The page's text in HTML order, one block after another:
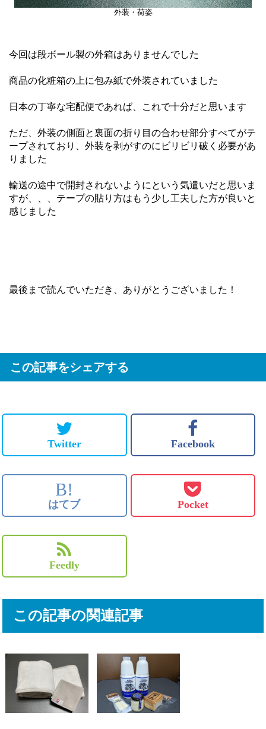
外装・荷姿
今回は段ボール製の外箱はありませんでした
商品の化粧箱の上に包み紙で外装されていました
日本の丁寧な宅配便であれば、これで十分だと思います
ただ、外装の側面と裏面の折り目の合わせ部分すべてがテ
ープされており、外装を剥がすのにビリビリ破く必要があ
りました
輸送の途中で開封されないようにという気遣いだと思いま
すが、、、テープの貼り方はもう少し工夫した方が良いと
感じました
最後まで読んでいただき、ありがとうございました！
この記事をシェアする
Twitter Facebook
B!
はてブ Pocket
Feedly
この記事の関連記事